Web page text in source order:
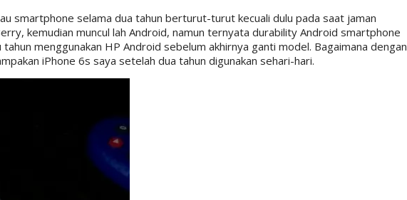
smartphone selama dua tahun berturut-turut kecuali dulu pada saat jaman
kemudian muncul lah Android, namun ternyata durability Android smartphone
menggunakan HP Android sebelum akhirnya ganti model. Bagaimana dengan
iPhone 6s saya setelah dua tahun digunakan sehari-hari.